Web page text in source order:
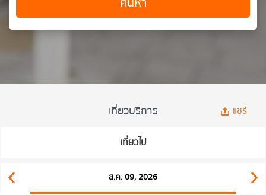
เที่ยวบริการ แชร์
เที่ยวไป
ส.ค. 09, 2026